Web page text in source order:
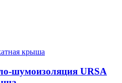
шумоизоляция URSA